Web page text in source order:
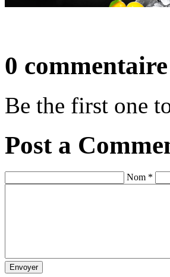
0 commentaire
Be the first one
Post a
Nom *